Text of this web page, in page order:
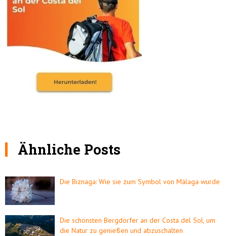
Ähnliche Posts
Die Biznaga: Wie sie zum Symbol von Málaga wurde
Die schönsten Bergdörfer an der Costa del Sol, um
die Natur zu genießen und abzuschalten